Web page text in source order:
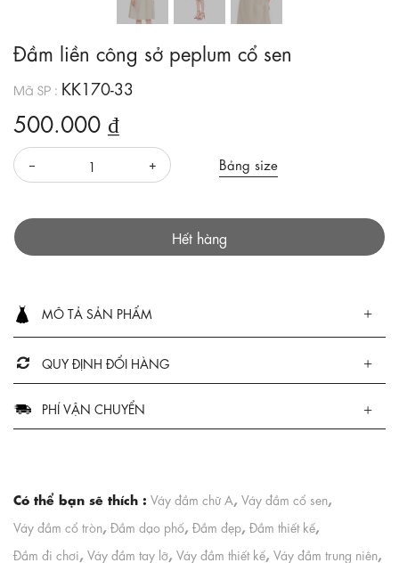
Đầm liền công sở peplum cổ sen
Mã SP : KK170-33
500.000 ₫
Bảng size
Hết hàng
MÔ TẢ SẢN PHẨM
QUY ĐỊNH ĐỔI HÀNG
PHÍ VẬN CHUYỂN
Có thể bạn sẽ thích : Váy đầm chữ A, Váy đầm cổ sen,
Váy đầm cổ tròn, Đầm dạo phố, Đầm đẹp, Đầm thiết kế,
Đầm đi chơi, Váy đầm tay lỡ, Váy đầm thiết kế, Váy đầm trung niên,